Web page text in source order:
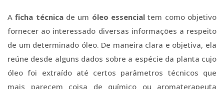
Aficha técnicade um óleo essencial tem como objetivo
fornecer ao interessado diversas informações a respeito
de um determinado óleo. De maneira clara e objetiva, ela
reúne desde alguns dados sobre a espécie da planta cujo
óleo foi extraído até certos parâmetros técnicos que
mais parecem coisa de químico ou aromaterapeuta